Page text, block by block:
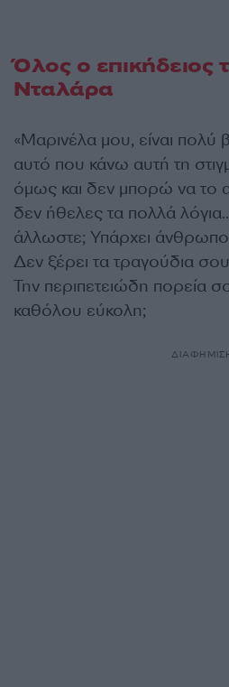
Όλος ο επικήδειος
Νταλάρα
«Μαρινέλα μου, είναι πολύ
αυτό που κάνω αυτή τη
όμως και δεν μπορώ να το
δεν ήθελες τα πολλά
άλλωστε; Υπάρχει
Δεν ξέρει τα τραγούδια
Την περιπετειώδη πορεία
καθόλου εύκολη;